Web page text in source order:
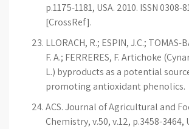
p.1175-1181, USA. 2010. ISSN 0308-
[CrossRef].
LLORACH, R.; ESPIN, J.C.; TOMAS-
F. A.; FERRERES, F. Artichoke
L.) byproducts as a potential
promoting antioxidant phenolics.
ACS. Journal of Agricultural and
Chemistry, v.50, v.12, p.3458-3464,